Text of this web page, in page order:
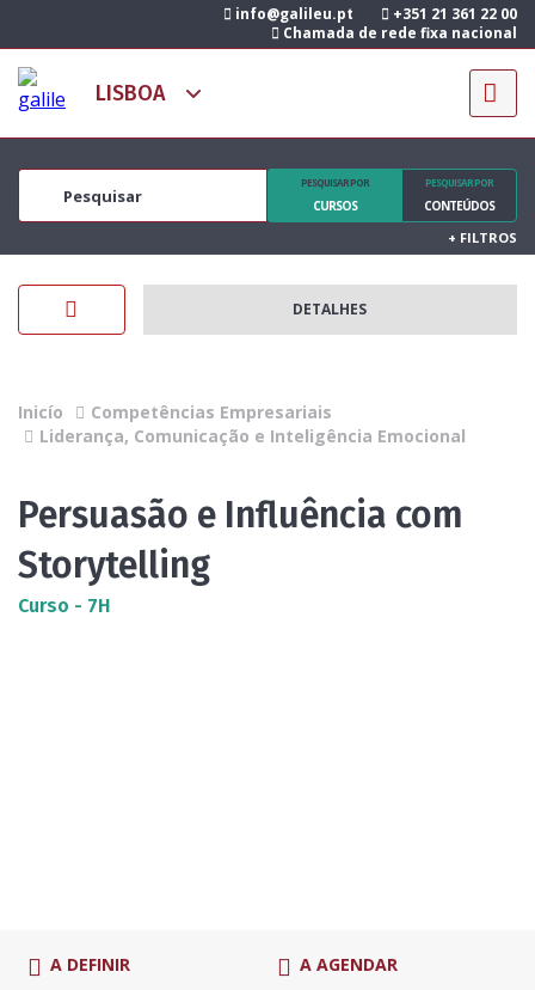
info@galileu.pt
+351 21 361 22 00
Chamada de rede fixa nacional
PESQUISAR POR
CURSOS
PESQUISAR POR
CONTEÚDOS
+ FILTROS
DETALHES
Inicío
Competências Empresariais
Liderança, Comunicação e Inteligência Emocional
Persuasão e Influência com
Storytelling
Curso - 7H
A DEFINIR A AGENDAR